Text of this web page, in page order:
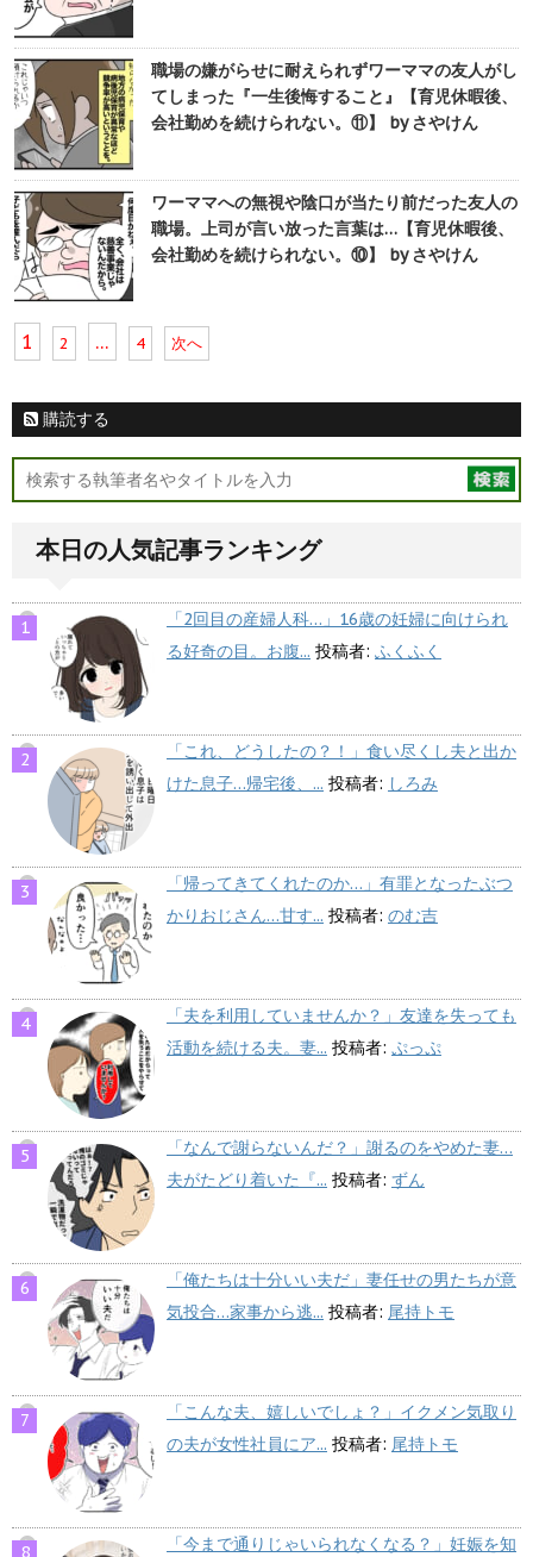
職場の嫌がらせに耐えられずワーママの友人がし
てしまった『一生後悔すること』【育児休暇後、
会社勤めを続けられない。⑪】 by さやけん
ワーママへの無視や陰口が当たり前だった友人の
職場。上司が言い放った言葉は…【育児休暇後、
会社勤めを続けられない。⑩】 by さやけん
1 2 … 4 次へ
購読する
本日の人気記事ランキング
「2回目の産婦人科…」16歳の妊婦に向けられ
る好奇の目。お腹... 投稿者: ふくふく
「これ、どうしたの？！」食い尽くし夫と出か
けた息子…帰宅後、... 投稿者: しろみ
「帰ってきてくれたのか…」有罪となったぶつ
かりおじさん…甘す... 投稿者: のむ吉
「夫を利用していませんか？」友達を失っても
活動を続ける夫。妻... 投稿者: ぷっぷ
「なんで謝らないんだ？」謝るのをやめた妻…
夫がたどり着いた『... 投稿者: ずん
「俺たちは十分いい夫だ」妻任せの男たちが意
気投合…家事から逃... 投稿者: 尾持トモ
「こんな夫、嬉しいでしょ？」イクメン気取り
の夫が女性社員にア... 投稿者: 尾持トモ
「今まで通りじゃいられなくなる？」妊娠を知